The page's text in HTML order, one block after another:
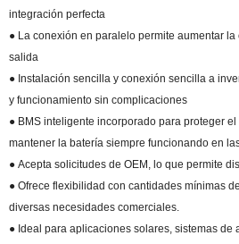
integración perfecta
● La conexión en paralelo permite aumentar
salida
● Instalación sencilla y conexión sencilla a
y funcionamiento sin complicaciones
● BMS inteligente incorporado para proteger
mantener la batería siempre funcionando en
● Acepta solicitudes de OEM, lo que permite
● Ofrece flexibilidad con cantidades mínimas
diversas necesidades comerciales.
● Ideal para aplicaciones solares, sistemas de